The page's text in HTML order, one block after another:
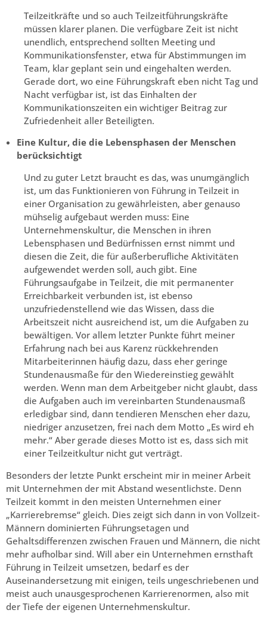
Teilzeitkräfte und so auch Teilzeitführungskräfte
müssen klarer planen. Die verfügbare Zeit ist nicht
unendlich, entsprechend sollten Meeting und
Kommunikationsfenster, etwa für Abstimmungen im
Team, klar geplant sein und eingehalten werden.
Gerade dort, wo eine Führungskraft eben nicht Tag und
Nacht verfügbar ist, ist das Einhalten der
Kommunikationszeiten ein wichtiger Beitrag zur
Zufriedenheit aller Beteiligten.
Eine Kultur, die die Lebensphasen der Menschen
berücksichtigt
Und zu guter Letzt braucht es das, was unumgänglich
ist, um das Funktionieren von Führung in Teilzeit in
einer Organisation zu gewährleisten, aber genauso
mühselig aufgebaut werden muss: Eine
Unternehmenskultur, die Menschen in ihren
Lebensphasen und Bedürfnissen ernst nimmt und
diesen die Zeit, die für außerberufliche Aktivitäten
aufgewendet werden soll, auch gibt. Eine
Führungsaufgabe in Teilzeit, die mit permanenter
Erreichbarkeit verbunden ist, ist ebenso
unzufriedenstellend wie das Wissen, dass die
Arbeitszeit nicht ausreichend ist, um die Aufgaben zu
bewältigen. Vor allem letzter Punkte führt meiner
Erfahrung nach bei aus Karenz rückkehrenden
Mitarbeiterinnen häufig dazu, dass eher geringe
Stundenausmaße für den Wiedereinstieg gewählt
werden. Wenn man dem Arbeitgeber nicht glaubt, dass
die Aufgaben auch im vereinbarten Stundenausmaß
erledigbar sind, dann tendieren Menschen eher dazu,
niedriger anzusetzen, frei nach dem Motto „Es wird eh
mehr.“ Aber gerade dieses Motto ist es, dass sich mit
einer Teilzeitkultur nicht gut verträgt.
Besonders der letzte Punkt erscheint mir in meiner Arbeit
mit Unternehmen der mit Abstand wesentlichste. Denn
Teilzeit kommt in den meisten Unternehmen einer
„Karrierebremse“ gleich. Dies zeigt sich dann in von Vollzeit-
Männern dominierten Führungsetagen und
Gehaltsdifferenzen zwischen Frauen und Männern, die nicht
mehr aufholbar sind. Will aber ein Unternehmen ernsthaft
Führung in Teilzeit umsetzen, bedarf es der
Auseinandersetzung mit einigen, teils ungeschriebenen und
meist auch unausgesprochenen Karrierenormen, also mit
der Tiefe der eigenen Unternehmenskultur.